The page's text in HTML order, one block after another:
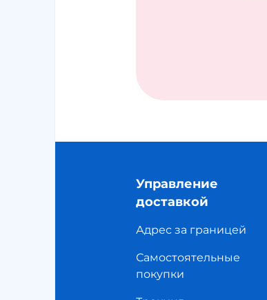
Управление
доставкой
Адрес за границей
Самостоятельные
покупки